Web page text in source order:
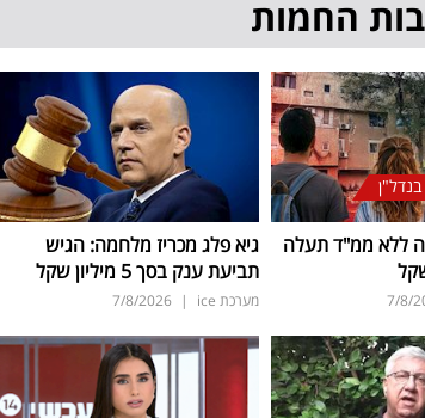
החמות
ללא ממ"ד תעלה
7/8/
גיא פלג מכריז מלחמה: הגיש
תביעת ענק בסך 5 מיליון שקל
מערכת ice |
7/8/2026